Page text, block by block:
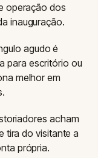
operação dos
inauguração.
agudo é
para escritório ou
melhor em
acham
tira do visitante a
própria.